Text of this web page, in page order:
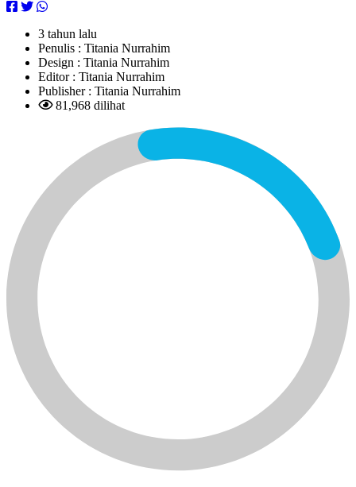
3 tahun lalu
Penulis : Titania Nurrahim
Design : Titania Nurrahim
Editor : Titania Nurrahim
Publisher : Titania Nurrahim
81,968 dilihat